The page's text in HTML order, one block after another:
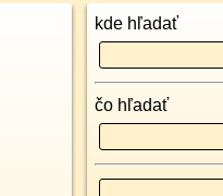
kde hľadať
čo hľadať